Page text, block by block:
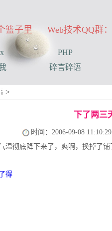
篮子里 Web技术QQ群：
PHP
碎言碎语
>
下了两三
时间：2006-09-08 11:10:29
温彻底降下来了，爽啊，换掉了
得